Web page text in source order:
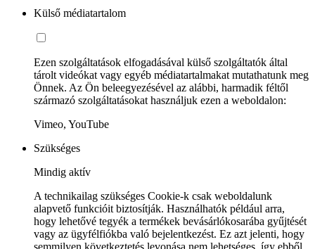
Külső médiatartalom
Ezen szolgáltatások elfogadásával külső szolgáltatók által
tárolt videókat vagy egyéb médiatartalmakat mutathatunk meg
Önnek. Az Ön beleegyezésével az alábbi, harmadik féltől
származó szolgáltatásokat használjuk ezen a weboldalon:
Vimeo, YouTube
Szükséges
Mindig aktív
A technikailag szükséges Cookie-k csak weboldalunk
alapvető funkcióit biztosítják. Használhatók például arra,
hogy lehetővé tegyék a termékek bevásárlókosarába gyűjtését
vagy az ügyfélfiókba való bejelentkezést. Ez azt jelenti, hogy